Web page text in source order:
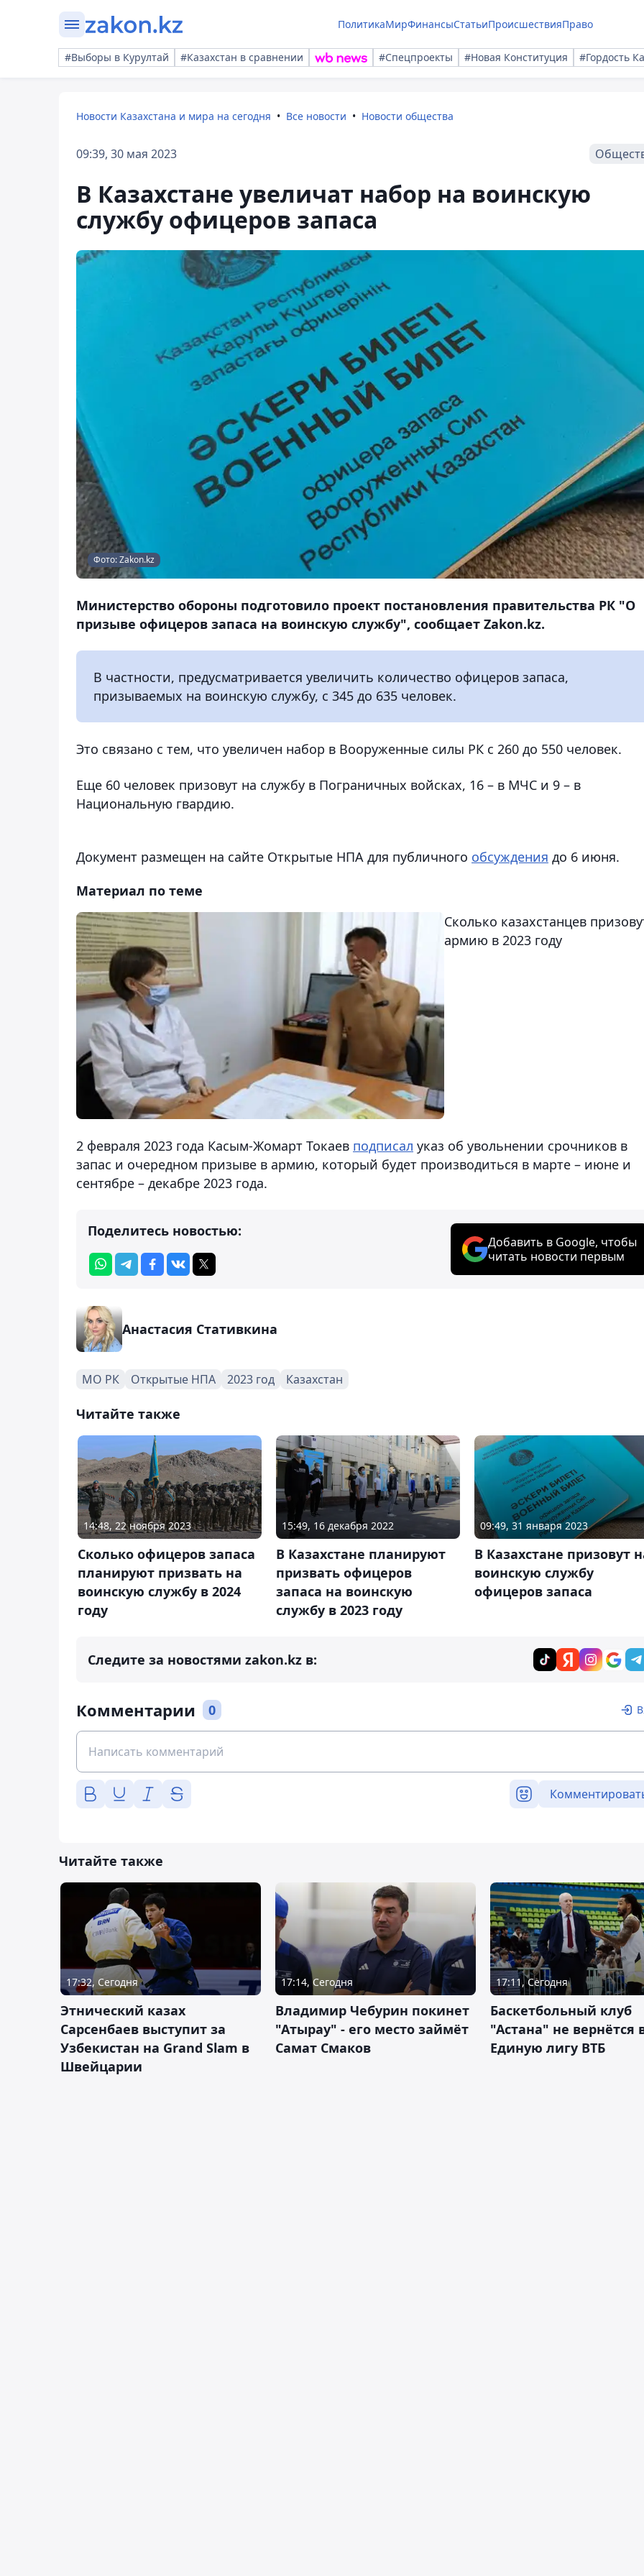
ПолитикаМирФинансыСтатьиПроисшествияПраво
#Выборы в Курултай #Казахстан в сравнении #Спецпроекты #Новая Конституция #Гордость
Новости Казахстана и мира на сегодня Все новости Новости общества
09:39, 30 мая 2023
В Казахстане увеличат набор на воинскую
службу офицеров запаса
Фото: Zakon.kz
Министерство обороны подготовило проект постановления правительства РК "О
призыве офицеров запаса на воинскую службу", сообщает Zakon.kz.
В частности, предусматривается увеличить количество офицеров запаса,
призываемых на воинскую службу, с 345 до 635 человек.
Это связано с тем, что увеличен набор в Вооруженные силы РК с 260 до 550 человек.
Еще 60 человек призовут на службу в Пограничных войсках, 16 – в МЧС и 9 – в
Национальную гвардию.
Документ размещен на сайте Открытые НПА для публичного обсуждения до 6 июня.
Материал по теме
Сколько казахстанцев
армию в 2023 году
2 февраля 2023 года Касым-Жомарт Токаев подписал указ об увольнении срочников в
запас и очередном призыве в армию, который будет производиться в марте – июне и
сентябре – декабре 2023 года.
Поделитесь новостью:
Добавить в Google, чтобы
читать новости первым
Анастасия Стативкина
МО РК Открытые НПА 2023 год Казахстан
Читайте также
14:48, 22 ноября 2023
Сколько офицеров запаса
планируют призвать на
воинскую службу в 2024
году
15:49, 16 декабря 2022
В Казахстане планируют
призвать офицеров
запаса на воинскую
службу в 2023 году
09:49, 31 января 2023
В Казахстане призовут
воинскую службу
офицеров запаса
Следите за новостями zakon.kz в:
Комментарии 0
Читайте также
17:32, Сегодня
Этнический казах
Сарсенбаев выступит за
Узбекистан на Grand Slam в
Швейцарии
17:14, Сегодня
Владимир Чебурин покинет
"Атырау" - его место займёт
Самат Смаков
17:11, Сегодня
Баскетбольный клуб
"Астана" не вернётся
Единую лигу ВТБ